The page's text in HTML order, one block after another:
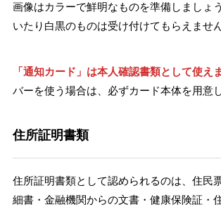
画像はカラーで鮮明なものを準備しましょ
いたり白黒のものは受け付けてもらえません
「通知カード」は本人確認書類として使え
バーを使う場合は、必ずカード本体を用意
住所証明書類
住所証明書類として認められるのは、住民
細書・金融機関からの文書・健康保険証・